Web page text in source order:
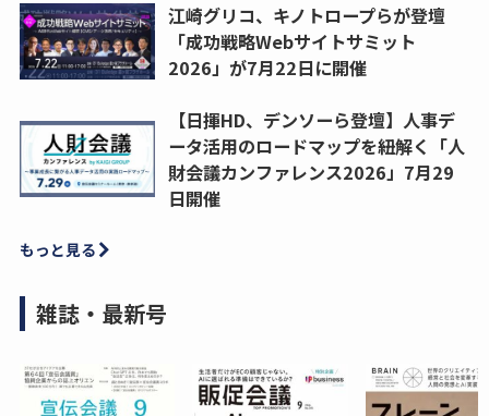
江崎グリコ、キノトロープらが登壇
「成功戦略Webサイトサミット
2026」が7月22日に開催
【日揮HD、デンソーら登壇】人事デ
ータ活用のロードマップを紐解く「人
財会議カンファレンス2026」7月29
日開催
もっと見る
雑誌・最新号